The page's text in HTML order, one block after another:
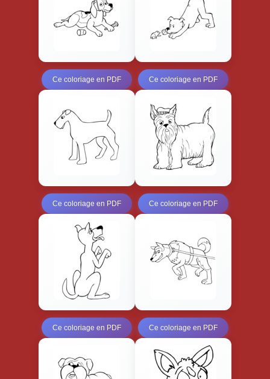
Ce coloriage en PDF Ce coloriage en PDF
Ce coloriage en PDF Ce coloriage en PDF
Ce coloriage en PDF Ce coloriage en PDF